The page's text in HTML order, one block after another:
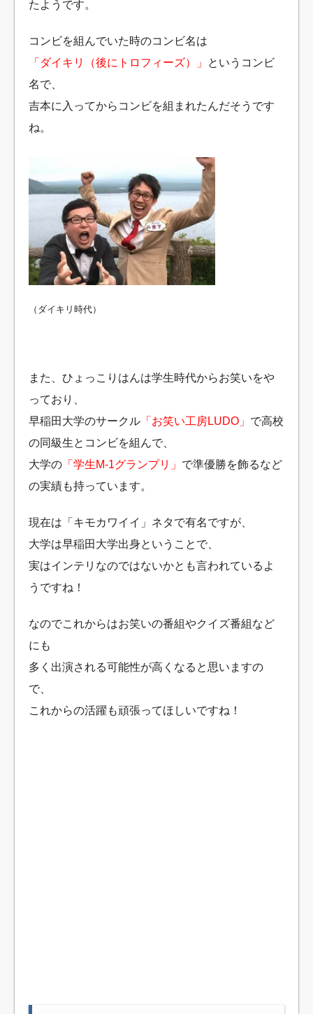
たようです。
コンビを組んでいた時のコンビ名は
「ダイキリ（後にトロフィーズ）」
というコンビ
名で、
吉本に入ってからコンビを組まれたんだそうです
ね。
（ダイキリ時代）
また、ひょっこりはんは学生時代からお笑いをや
っており、
早稲田大学のサークル 「お笑い工房LUDO」 で高校
の同級生とコンビを組んで、
大学の 「学生M-1グランプリ」 で準優勝を飾るなど
の実績も持っています。
現在は「キモカワイイ」ネタで有名ですが、
大学は早稲田大学出身ということで、
実はインテリなのではないかとも言われているよ
うですね！
なのでこれからはお笑いの番組やクイズ番組など
にも
多く出演される可能性が高くなると思いますの
で、
これからの活躍も頑張ってほしいですね！